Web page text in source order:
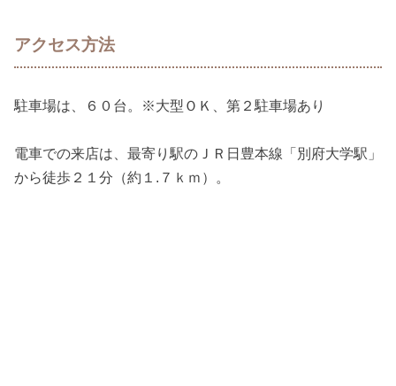
アクセス方法
駐車場は、６０台。※大型ＯＫ、第２駐車場あり
電車での来店は、最寄り駅のＪＲ日豊本線「別府大学駅」
から徒歩２１分（約１.７ｋｍ）。